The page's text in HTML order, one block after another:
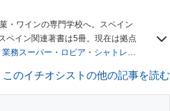
・ワインの専門学校へ。スペイン
ペイン関連著書は5冊。現在は拠点
業務スーパー ・ ロピア ・ シャトレー
のコーディネートやガイド、スペ
）、「料理通信」（料理通信社）
このイチオシストの他の記事を読む